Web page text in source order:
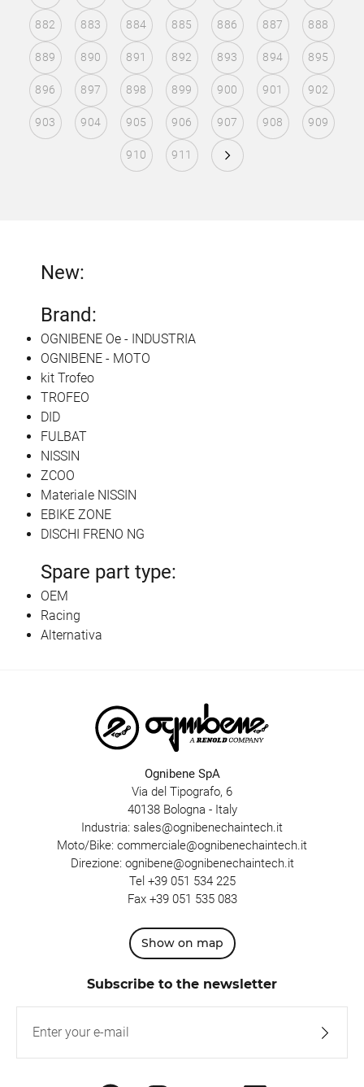
882 883 884 885 886 887 888
889 890 891 892 893 894 895
896 897 898 899 900 901 902
903 904 905 906 907 908 909
910 911
New:
Brand:
OGNIBENE Oe - INDUSTRIA
OGNIBENE - MOTO
kit Trofeo
TROFEO
DID
FULBAT
NISSIN
ZCOO
Materiale NISSIN
EBIKE ZONE
DISCHI FRENO NG
Spare part type:
OEM
Racing
Alternativa
Ognibene SpA
Via del Tipografo, 6
40138 Bologna - Italy
Industria: sales@ognibenechaintech.it
Moto/Bike: commerciale@ognibenechaintech.it
Direzione: ognibene@ognibenechaintech.it
Tel +39 051 534 225
Fax +39 051 535 083
Show on map
Subscribe to the newsletter